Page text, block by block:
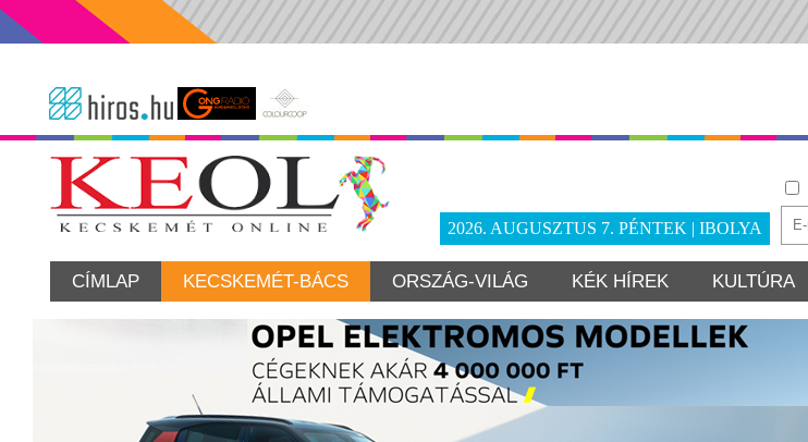
2026. AUGUSZTUS 7. PÉNTEK | IBOLYA
CÍMLAP KECSKEMÉT-BÁCS ORSZÁG-VILÁG KÉK HÍREK KULTÚRA